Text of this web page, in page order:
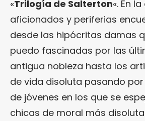
«Trilogía de Salterton«. En
aficionados y periferias
desde las hipócritas damas
puedo fascinadas por las
antigua nobleza hasta los
de vida disoluta pasando
de jóvenes en los que se
chicas de moral más